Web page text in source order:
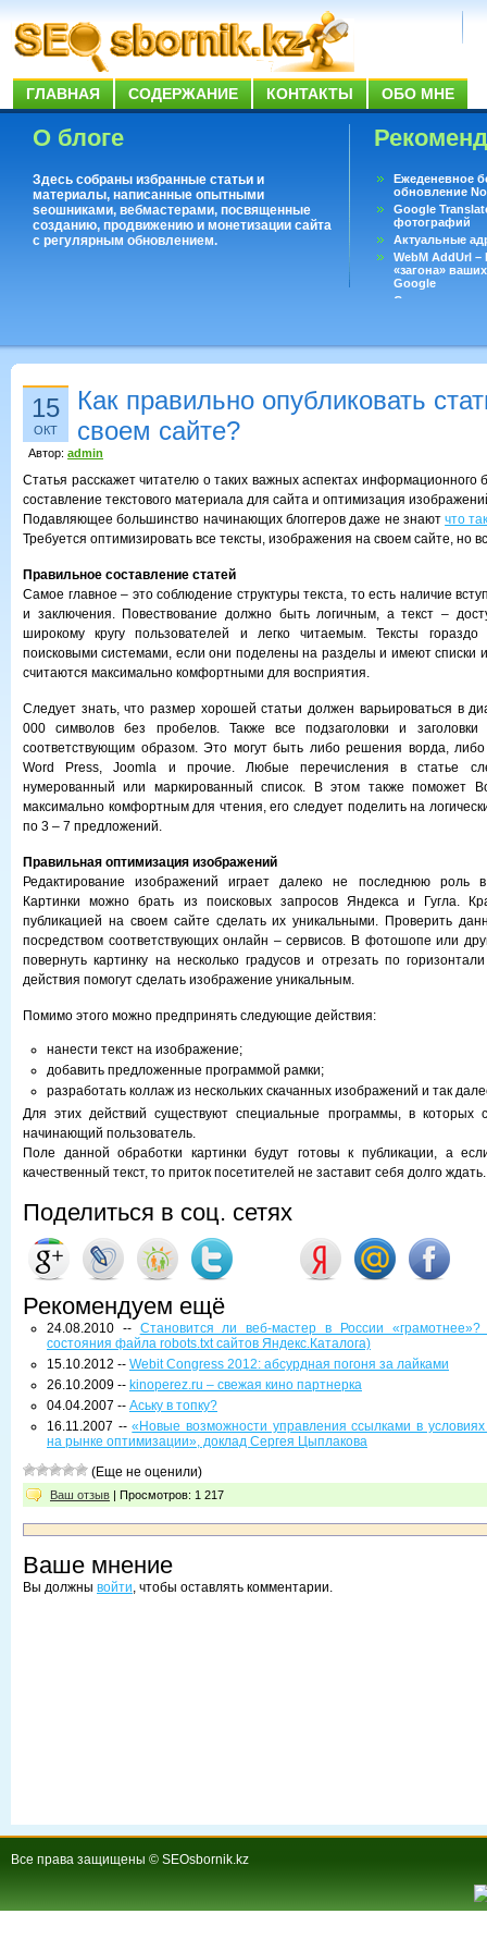
ГЛАВНАЯ СОДЕРЖАНИЕ КОНТАКТЫ ОБО МНЕ
О блоге
Здесь собраны избранные статьи и
материалы, написанные опытными
seoшниками, вебмастерами, посвященные
созданию, продвижению и монетизации сайта
с регулярным обновлением.
Ежеденевное
обновление
Google
фотографий
Актуальные
WebM AddUrl
«загона»
Google
Существует
15
ОКТ
Как правильно опубликовать
своем сайте?
Автор: admin
Статья расскажет читателю о таких важных аспектах информационного
составление текстового материала для сайта и оптимизация
Подавляющее большинство начинающих блоггеров даже не знаютчто
Требуется оптимизировать все тексты, изображения на своем сайте, но
Правильное составление статей
Самое главное – это соблюдение структуры текста, то есть наличие
и заключения. Повествование должно быть логичным, а текст –
широкому кругу пользователей и легко читаемым. Тексты гораздо
поисковыми системами, если они поделены на разделы и имеют списки
считаются максимально комфортными для восприятия.
Следует знать, что размер хорошей статьи должен варьироваться в
000 символов без пробелов. Также все подзаголовки и
соответствующим образом. Это могут быть либо решения ворда, либо
Word Press, Joomla и прочие. Любые перечисления в статье
нумерованный или маркированный список. В этом также поможет
максимально комфортным для чтения, его следует поделить на
по 3 – 7 предложений.
Правильная оптимизация изображений
Редактирование изображений играет далеко не последнюю роль
Картинки можно брать из поисковых запросов Яндекса и Гугла.
публикацией на своем сайте сделать их уникальными. Проверить
посредством соответствующих онлайн – сервисов. В фотошопе или
повернуть картинку на несколько градусов и отрезать по
действия помогут сделать изображение уникальным.
Помимо этого можно предпринять следующие действия:
нанести текст на изображение;
добавить предложенные программой рамки;
разработать коллаж из нескольких скачанных изображений и так
Для этих действий существуют специальные программы, в которых
начинающий пользователь.
Поле данной обработки картинки будут готовы к публикации, а
качественный текст, то приток посетителей не заставит себя долго ждать.
Поделиться в соц. сетях
Рекомендуем ещё
24.08.2010 -- Становится ли веб-мастер в России
состояния файла robots.txt сайтов Яндекс.Каталога)
15.10.2012 -- Webit Congress 2012: абсурдная погоня за лайками
26.10.2009 -- kinoperez.ru – свежая кино партнерка
04.04.2007 -- Аську в топку?
16.11.2007 --«Новые возможности управления ссылками в
на рынке оптимизации», доклад Сергея Цыплакова
(Еще не оценили)
Ваш отзыв | Просмотров: 1 217
Ваше мнение
Вы должны войти, чтобы оставлять комментарии.
Все права защищены © SEOsbornik.kz